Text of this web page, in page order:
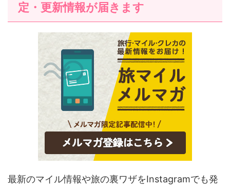
定・更新情報が届きます
最新のマイル情報や旅の裏ワザをInstagramでも発